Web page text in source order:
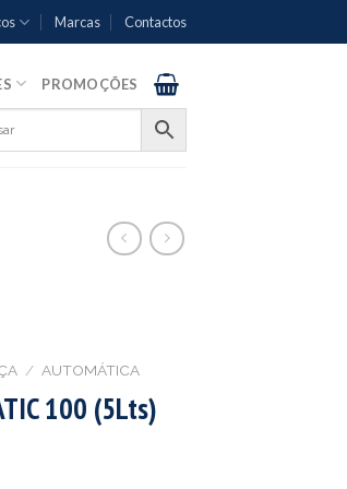
Marcas Contactos
PROMOÇÕES
/ AUTOMÁTICA
100 (5Lts)